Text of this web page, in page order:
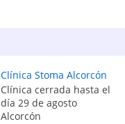
Clínica Stoma Alcorcón
Clínica cerrada hasta el
día 29 de agosto
Alcorcón